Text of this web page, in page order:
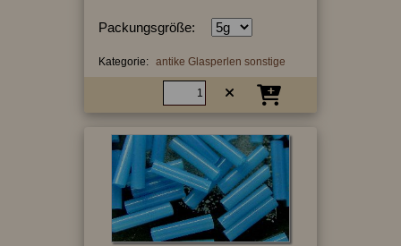
Packungsgröße:
Kategorie: antike Glasperlen sonstige